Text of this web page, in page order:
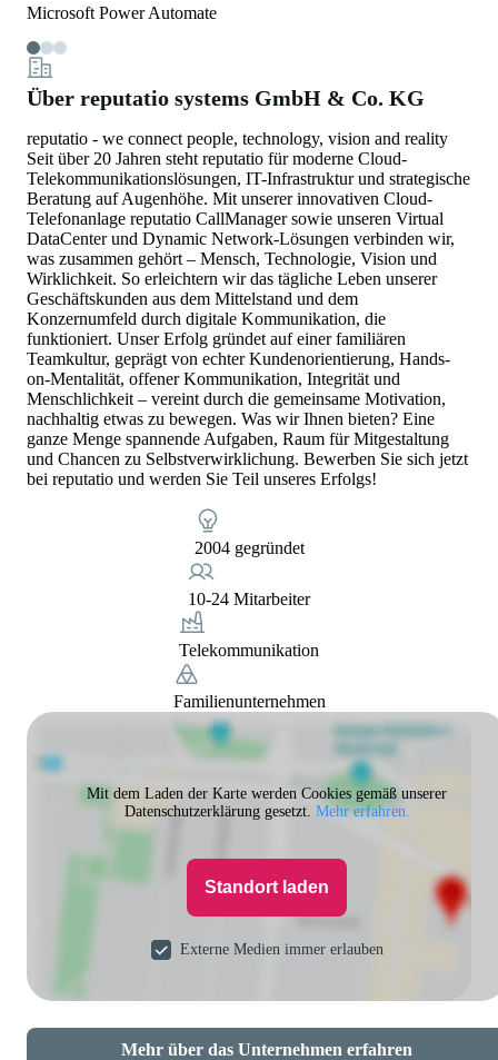
Microsoft Power Automate
Über reputatio systems GmbH & Co. KG
reputatio - we connect people, technology, vision and reality
Seit über 20 Jahren steht reputatio für moderne Cloud-
Telekommunikationslösungen, IT-Infrastruktur und strategische
Beratung auf Augenhöhe. Mit unserer innovativen Cloud-
Telefonanlage reputatio CallManager sowie unseren Virtual
DataCenter und Dynamic Network-Lösungen verbinden wir,
was zusammen gehört – Mensch, Technologie, Vision und
Wirklichkeit. So erleichtern wir das tägliche Leben unserer
Geschäftskunden aus dem Mittelstand und dem
Konzernumfeld durch digitale Kommunikation, die
funktioniert. Unser Erfolg gründet auf einer familiären
Teamkultur, geprägt von echter Kundenorientierung, Hands-
on-Mentalität, offener Kommunikation, Integrität und
Menschlichkeit – vereint durch die gemeinsame Motivation,
nachhaltig etwas zu bewegen. Was wir Ihnen bieten? Eine
ganze Menge spannende Aufgaben, Raum für Mitgestaltung
und Chancen zu Selbstverwirklichung. Bewerben Sie sich jetzt
bei reputatio und werden Sie Teil unseres Erfolgs!
2004 gegründet
10-24 Mitarbeiter
Telekommunikation
Familienunternehmen
Mit dem Laden der Karte werden Cookies gemäß unserer
Datenschutzerklärung gesetzt. Mehr erfahren.
Standort laden
Externe Medien immer erlauben
Mehr über das Unternehmen erfahren